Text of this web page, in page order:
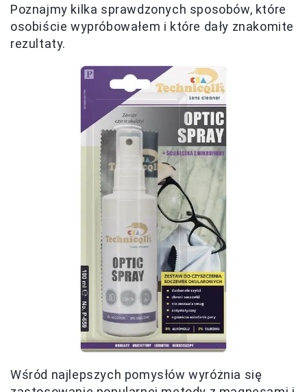
Poznajmy kilka sprawdzonych sposobów, które
osobiście wypróbowałem i które dały znakomite
rezultaty.
Wśród najlepszych pomysłów wyróżnia się